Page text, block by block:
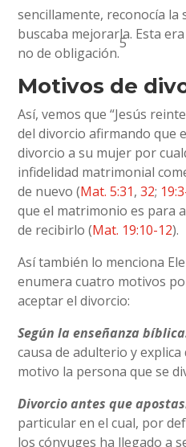
sencillamente, reconocía la
buscaba mejorarla. Esta
no de obligación.
5
Motivos de
Así, vemos que “Jesús
del divorcio afirmando que
divorcio a su mujer por
infidelidad matrimonial
de nuevo (Mat. 5:31,32;
que el matrimonio es para
de recibirlo (Mat. 19:10-12).
Así también lo menciona
enumera cuatro motivos
aceptar el divorcio:
Según la enseñanza
causa de adulterio y
motivo la persona que se
Divorcio antes que
particular en el cual, por
los cónyuges ha llegado a